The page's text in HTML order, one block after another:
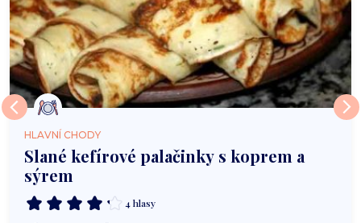
HLAVNÍ CHODY
Slané kefírové palačinky s koprem a
sýrem
4 hlasy